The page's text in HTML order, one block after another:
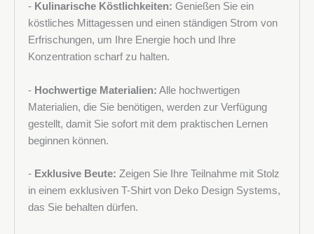
- Kulinarische Köstlichkeiten: Genießen Sie ein
köstliches Mittagessen und einen ständigen Strom von
Erfrischungen, um Ihre Energie hoch und Ihre
Konzentration scharf zu halten.
- Hochwertige Materialien: Alle hochwertigen
Materialien, die Sie benötigen, werden zur Verfügung
gestellt, damit Sie sofort mit dem praktischen Lernen
beginnen können.
- Exklusive Beute: Zeigen Sie Ihre Teilnahme mit Stolz
in einem exklusiven T-Shirt von Deko Design Systems,
das Sie behalten dürfen.